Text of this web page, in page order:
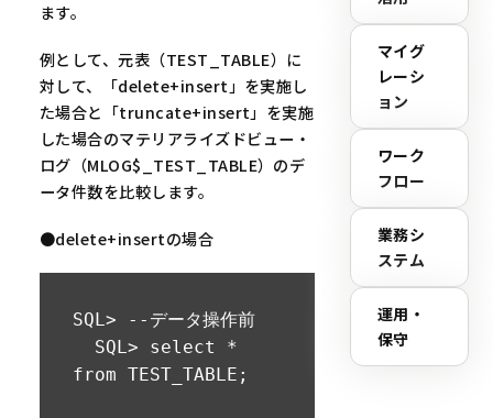
ORA-06512:
"SYS.DBMS_SNAPSHOT_
KKXRCA", 行2916
ORA-06512:
"SYS.DBMS_SNAPSHOT_
KKXRCA", 行3199
ORA-06512:
KKXRCA", 行3229
ORA-06512:
, 行15
ORA-06512: 行1
ます。
例として、元表（TEST_TABLE）に
対して、「delete+insert」を実施し
た場合と「truncate+insert」を実施
した場合のマテリアライズドビュー・
ログ（MLOG$_TEST_TABLE）のデ
ータ件数を比較します。
●delete+insertの場合
SQL> --データ操作前
from TEST_TABLE;
マイグ
レーシ
ョン
ワーク
フロー
業務シ
ステム
運用・
保守